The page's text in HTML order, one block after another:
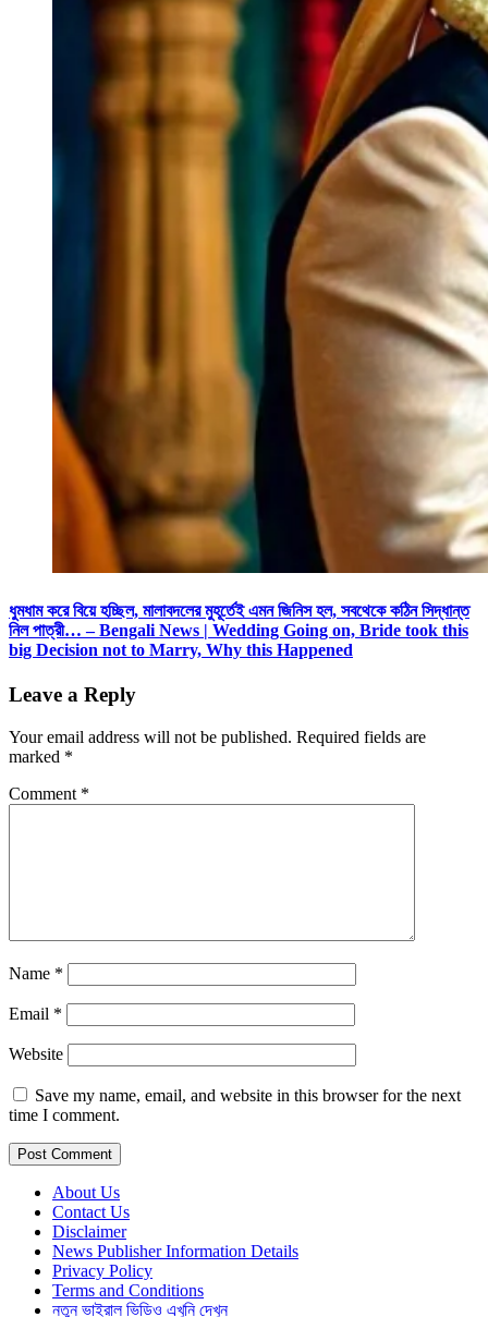
ধুমধাম করে বিয়ে হচ্ছিল, মালাবদলের মুহূর্তেই এমন জিনিস হল, সবথেকে কঠিন সিদ্ধান্ত
নিল পাত্রী… – Bengali News | Wedding Going on, Bride took this
big Decision not to Marry, Why this Happened
Leave a Reply
Your email address will not be published. Required fields are
marked *
Comment *
Name *
Email *
Website
Save my name, email, and website in this browser for the next
time I comment.
About Us
Contact Us
Disclaimer
News Publisher Information Details
Privacy Policy
Terms and Conditions
নতুন ভাইরাল ভিডিও এখুনি দেখুন